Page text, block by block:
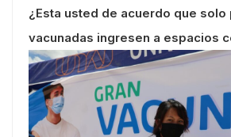
¿Esta usted de acuerdo que solo
vacunadas ingresen a espacios